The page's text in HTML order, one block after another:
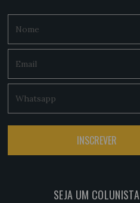
SEJA UM COLUNISTA